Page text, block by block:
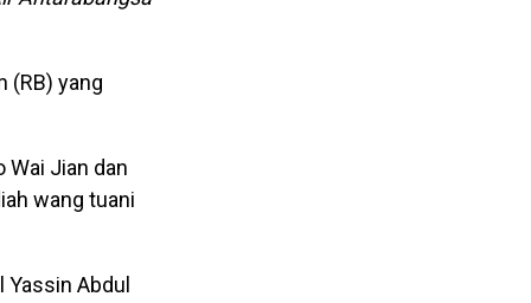
(RB) yang
Wai Jian dan
wang tuani
Abdul